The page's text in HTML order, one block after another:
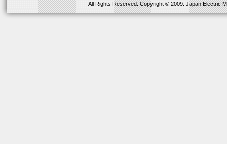
All Rights Reserved. Copyright © 2009. Japan Electric